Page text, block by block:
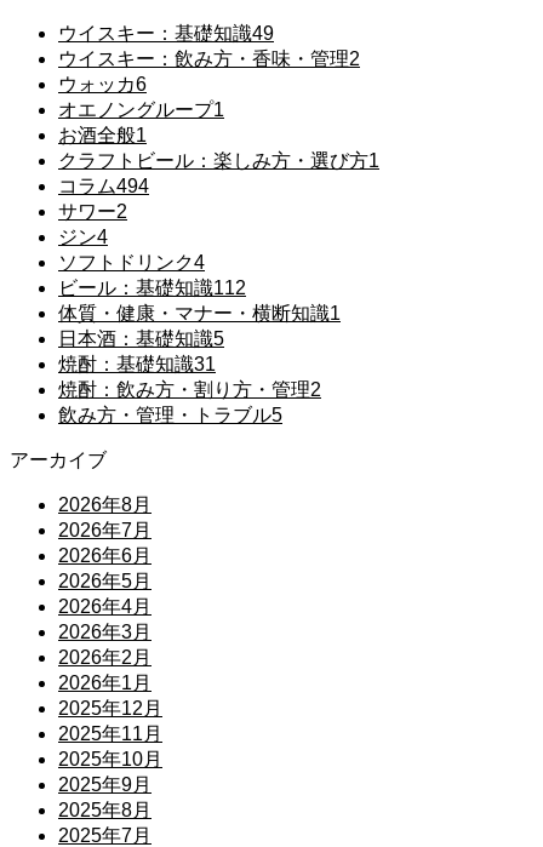
ウイスキー：基礎知識49
ウイスキー：飲み方・香味・管理2
ウォッカ6
オエノングループ1
お酒全般1
クラフトビール：楽しみ方・選び方1
コラム494
サワー2
ジン4
ソフトドリンク4
ビール：基礎知識112
体質・健康・マナー・横断知識1
日本酒：基礎知識5
焼酎：基礎知識31
焼酎：飲み方・割り方・管理2
飲み方・管理・トラブル5
アーカイブ
2026年8月
2026年7月
2026年6月
2026年5月
2026年4月
2026年3月
2026年2月
2026年1月
2025年12月
2025年11月
2025年10月
2025年9月
2025年8月
2025年7月